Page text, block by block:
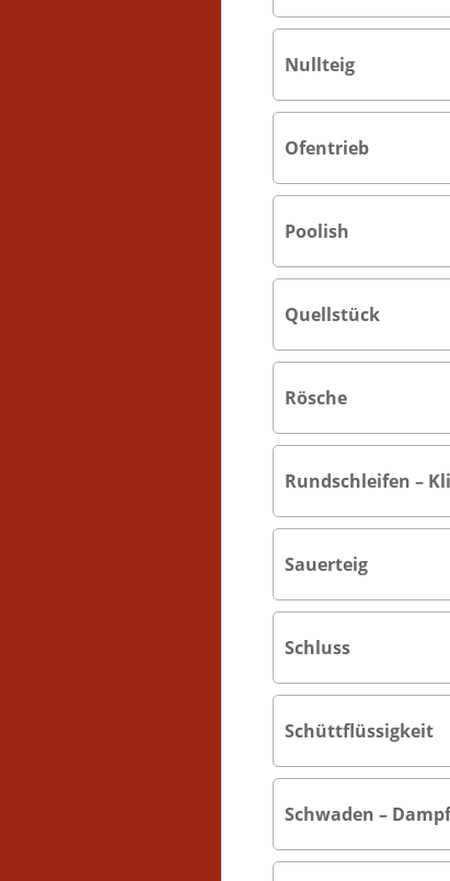
Nullteig
Ofentrieb
Poolish
Quellstück
Rösche
Rundschleifen –
Sauerteig
Schluss
Schüttflüssigkeit
Schwaden – Dampf